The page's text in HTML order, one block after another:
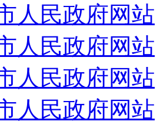
人民政府网站
人民政府网站
人民政府网站
人民政府网站